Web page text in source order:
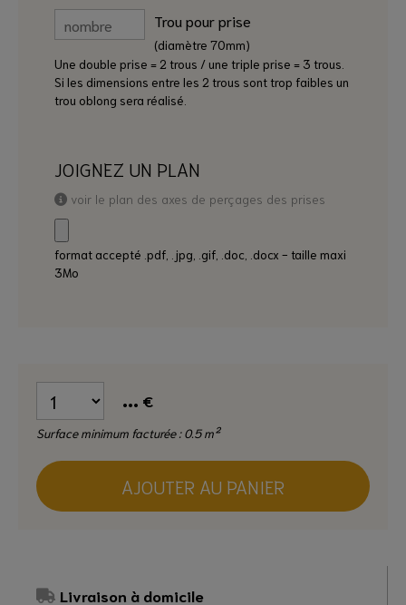
Trou pour prise
(diamètre 70mm)
Une double prise = 2 trous / une triple prise = 3 trous.
Si les dimensions entre les 2 trous sont trop faibles un
trou oblong sera réalisé.
JOIGNEZ UN PLAN
voir le plan des axes de perçages des prises
format accepté .pdf, .jpg, .gif, .doc, .docx - taille maxi
3Mo
... €
Surface minimum facturée : 0.5 m²
AJOUTER AU PANIER
Livraison à domicile